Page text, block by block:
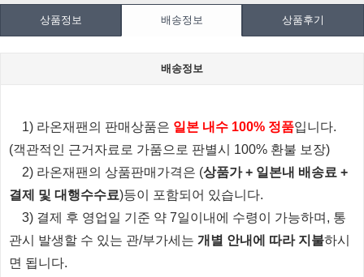
상품정보 배송정보 상품후기
배송정보
1) 라온재팬의 판매상품은 일본 내수 100% 정품입니다.
(객관적인 근거자료로 가품으로 판별시 100% 환불 보장)
2) 라온재팬의 상품판매가격은 (상품가 + 일본내 배송료 +
결제 및 대행수수료)등이 포함되어 있습니다.
3) 결제 후 영업일 기준 약 7일이내에 수령이 가능하며, 통
관시 발생할 수 있는 관/부가세는 개별 안내에 따라 지불하시
면 됩니다.